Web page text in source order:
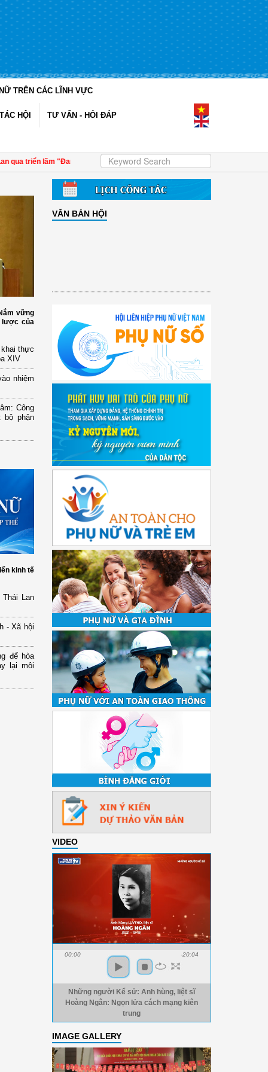
TRÊN CÁC LĨNH VỰC
HỘI TƯ VẤN - HỎI ĐÁP
lãm "Đan kết hữu nghị" | 4 định hướng về công tác Gia đình - Xã hội với các
vững
lược của
thực
XIV
nhiệm
Công
bộ phận
kinh tế
Lan
- Xã hội
để hòa
lại môi
VĂN BẢN HỘI
VIDEO
00:00 -20:04
Những người Kể sử: Anh hùng, liệt sĩ
Hoàng Ngân: Ngọn lửa cách mạng kiên
trung
IMAGE GALLERY